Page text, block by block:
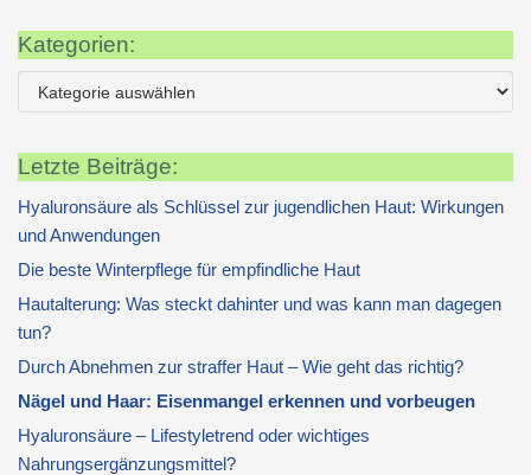
Kategorien:
Letzte Beiträge:
Hyaluronsäure als Schlüssel zur jugendlichen Haut: Wirkungen
und Anwendungen
Die beste Winterpflege für empfindliche Haut
Hautalterung: Was steckt dahinter und was kann man dagegen
tun?
Durch Abnehmen zur straffer Haut – Wie geht das richtig?
Nägel und Haar: Eisenmangel erkennen und vorbeugen
Hyaluronsäure – Lifestyletrend oder wichtiges
Nahrungsergänzungsmittel?